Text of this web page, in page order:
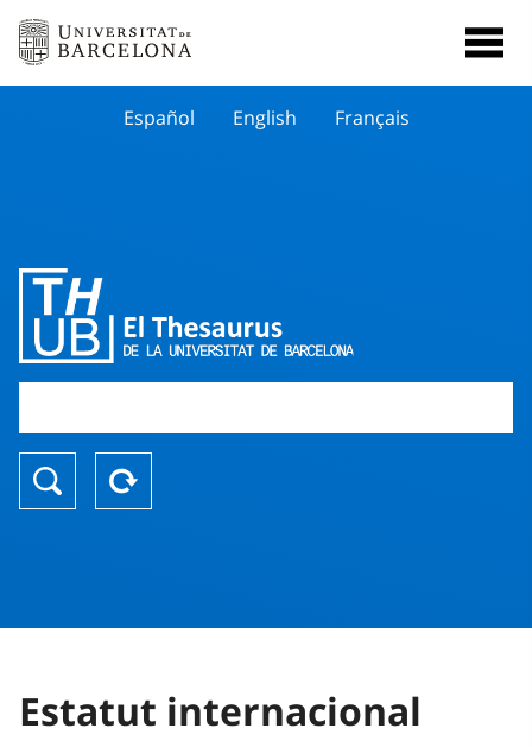
Español English Français
Estatut internacional